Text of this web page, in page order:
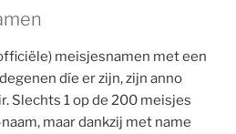
meisjesnamen met een
díe er zijn, zijn anno
Slechts 1 op de 200 meisjes
maar dankzij met name